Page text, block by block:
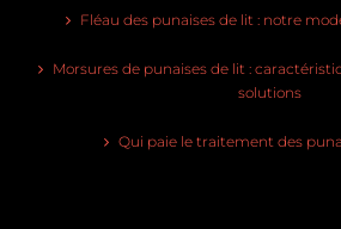
Fléau des punaises de lit : notre
Morsures de punaises de lit :
solutions
Qui paie le traitement des